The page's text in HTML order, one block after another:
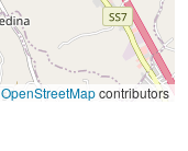
OpenStreetMapcontributors